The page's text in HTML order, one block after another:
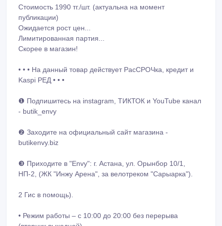
Стоимость 1990 тг./шт. (актуальна на момент
публикации)
Ожидается рост цен...
Лимитированная партия...
Скорее в магазин!
• • • На данный товар действует РасСРОЧка, кредит и
Kaspi РЕД • • •
❶ Подпишитесь на instagram, ТИКТОК и YouTube канал
- butik_envy
❷ Заходите на официальный сайт магазина -
butikenvy.biz
❸ Приходите в "Envy": г. Астана, ул. Орынбор 10/1,
НП-2, (ЖК "Инжу Арена", за велотреком "Сарыарка").
2 Гис в помощь).
• Режим работы – с 10:00 до 20:00 без перерыва